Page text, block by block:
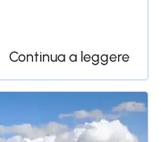
Continua a leggere